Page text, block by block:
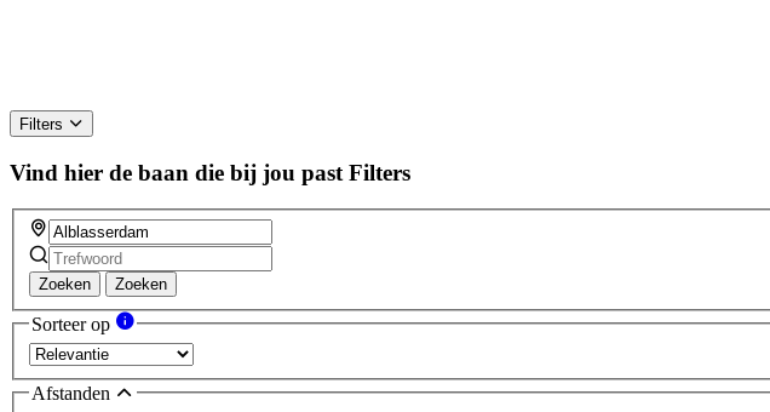
Filters
Vind hier de baan die bij jou past Filters
Zoeken Zoeken
Sorteer op
Afstanden